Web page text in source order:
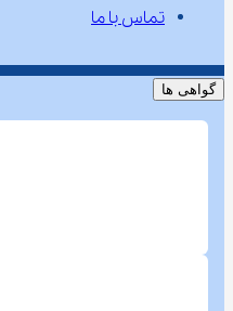
تماس با ما
گواهی ها